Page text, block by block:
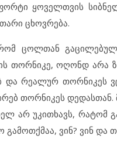
ყოველთვის
ცხოვრება.
ცოლთან
თორნიკე, ოღონდ არა
და რეალურ თორნიკეს
თორნიკეს
არ უკითხავს, რატომ
გამოთქმაა, ვინ? ვინ და